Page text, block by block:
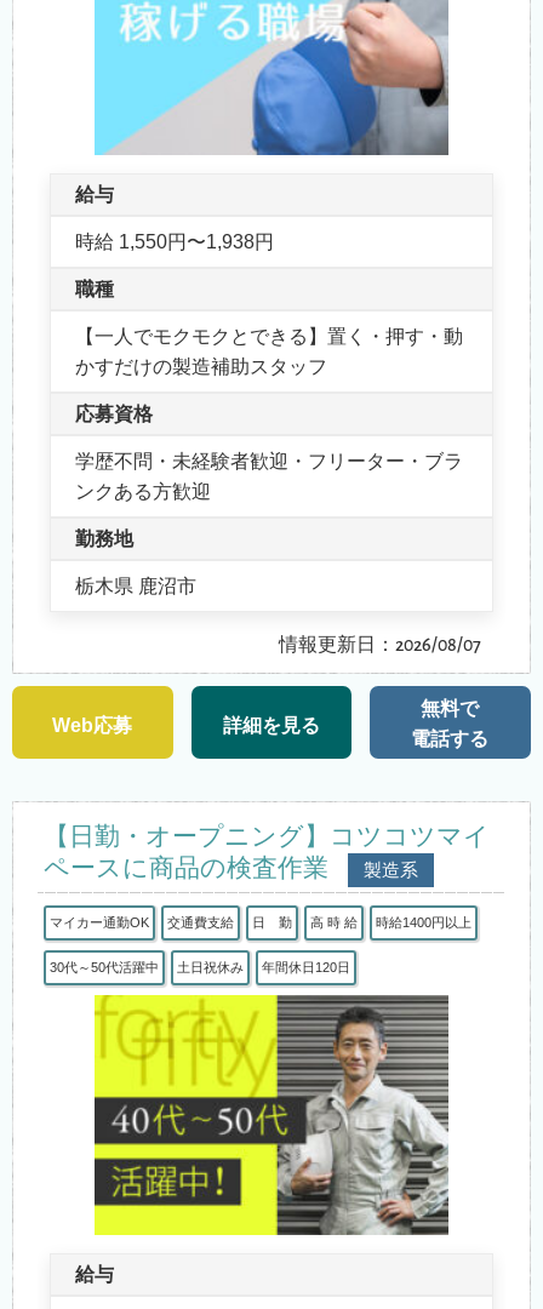
給与
時給 1,550円〜1,938円
職種
【一人でモクモクとできる】置く・押す・動
かすだけの製造補助スタッフ
応募資格
学歴不問・未経験者歓迎・フリーター・ブラ
ンクある方歓迎
勤務地
栃木県 鹿沼市
情報更新日：2026/08/07
Web応募 詳細を見る
無料で
電話する
【日勤・オープニング】コツコツマイ
ペースに商品の検査作業
製造系
マイカー通勤OK 交通費支給 日 勤 高 時 給 時給1400円以上
30代～50代活躍中 土日祝休み 年間休日120日
給与